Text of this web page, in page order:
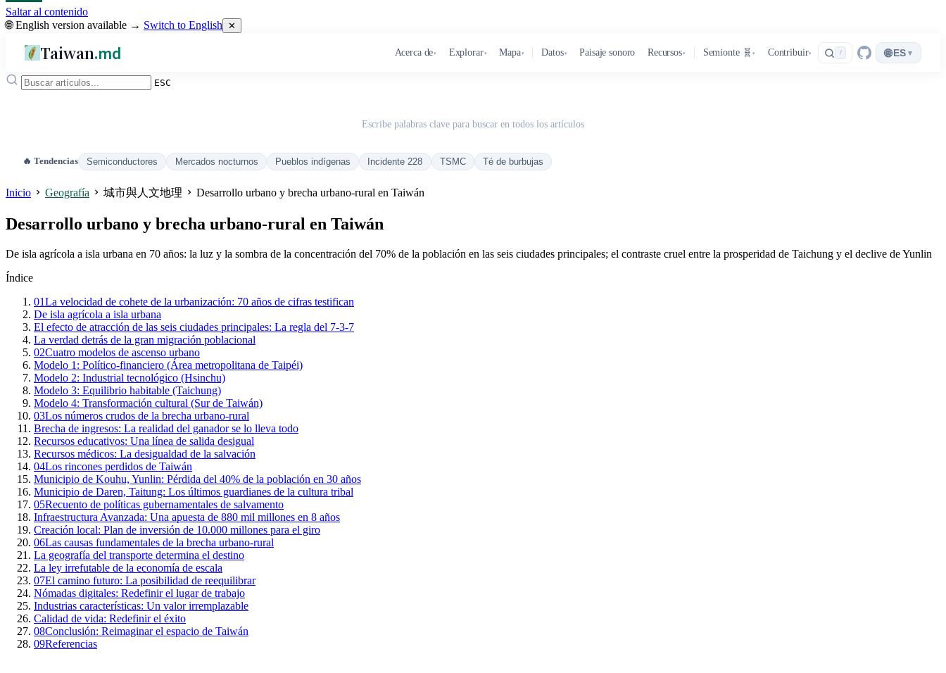
Saltar al contenido
🌐 English version available → Switch to English ✕
Taiwan.md Acerca de▾ Explorar▾ Mapa▾ Datos▾ Paisaje sonoro Recursos▾ Semionte 🧬 ▾ Contribuir▾ / 🌐 ES ▾
ESC
Escribe palabras clave para buscar en todos los artículos
🔥 Tendencias Semiconductores Mercados nocturnos Pueblos indígenas Incidente 228 TSMC Té de burbujas
Inicio Geografía 城市與人文地理 Desarrollo urbano y brecha urbano-rural en Taiwán
Desarrollo urbano y brecha urbano-rural en Taiwán
De isla agrícola a isla urbana en 70 años: la luz y la sombra de la concentración del 70% de la población en las seis ciudades principales; el contraste cruel entre la prosperidad de Taichung y el declive de Yunlin
Índice
01La velocidad de cohete de la urbanización: 70 años de cifras testifican
De isla agrícola a isla urbana
El efecto de atracción de las seis ciudades principales: La regla del 7-3-7
La verdad detrás de la gran migración poblacional
02Cuatro modelos de ascenso urbano
Modelo 1: Político-financiero (Área metropolitana de Taipéi)
Modelo 2: Industrial tecnológico (Hsinchu)
Modelo 3: Equilibrio habitable (Taichung)
Modelo 4: Transformación cultural (Sur de Taiwán)
03Los números crudos de la brecha urbano-rural
Brecha de ingresos: La realidad del ganador se lo lleva todo
Recursos educativos: Una línea de salida desigual
Recursos médicos: La desigualdad de la salvación
04Los rincones perdidos de Taiwán
Municipio de Kouhu, Yunlin: Pérdida del 40% de la población en 30 años
Municipio de Daren, Taitung: Los últimos guardianes de la cultura tribal
05Recuento de políticas gubernamentales de salvamento
Infraestructura Avanzada: Una apuesta de 880 mil millones en 8 años
Creación local: Plan de inversión de 10.000 millones para el giro
06Las causas fundamentales de la brecha urbano-rural
La geografía del transporte determina el destino
La ley irrefutable de la economía de escala
07El camino futuro: La posibilidad de reequilibrar
Nómadas digitales: Redefinir el lugar de trabajo
Industrias características: Un valor irremplazable
Calidad de vida: Redefinir el éxito
08Conclusión: Reimaginar el espacio de Taiwán
09Referencias